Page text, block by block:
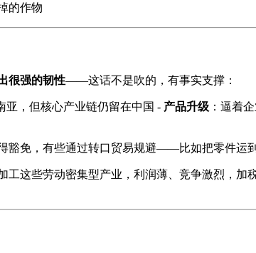
的作物
很强的韧性——这话不是吹的，有事实支撑：
亚，但核心产业链仍留在中国 - 产品升级 ：逼着
豁免，有些通过转口贸易规避——比如把零件运
这些劳动密集型产业，利润薄、竞争激烈，